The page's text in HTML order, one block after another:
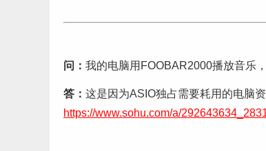
问： 我的电脑用FOOBAR2000播放音乐
答： 这是因为ASIO独占需要耗用的电脑
https://www.sohu.com/a/